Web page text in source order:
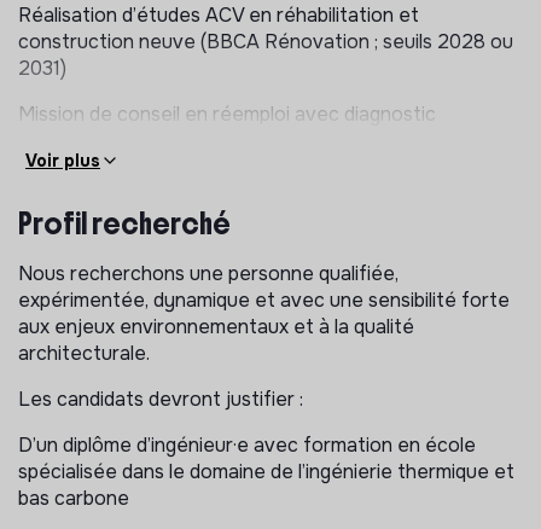
Réalisation d’études ACV en réhabilitation et
construction neuve (BBCA Rénovation ; seuils 2028 ou
2031)
Mission de conseil en réemploi avec diagnostic
maitrise d’œuvre pour intégration de matériaux de
Mission d’Assistance à Maitrise d’ouvrage BDF / BEE /
HQE et suivis de chantiers à faibles nuisances
Voir plus
Profil recherché
Nous recherchons une personne qualifiée,
expérimentée, dynamique et avec une sensibilité forte
aux enjeux environnementaux et à la qualité
architecturale.
Les candidats devront justifier :
D’un diplôme d’ingénieur·e avec formation en école
spécialisée dans le domaine de l’ingénierie thermique et
bas carbone